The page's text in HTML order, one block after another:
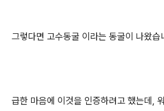
그렇다면 고수동굴 이라는 동굴이 나왔습
급한 마음에 이것을 인증하려고 했는데,